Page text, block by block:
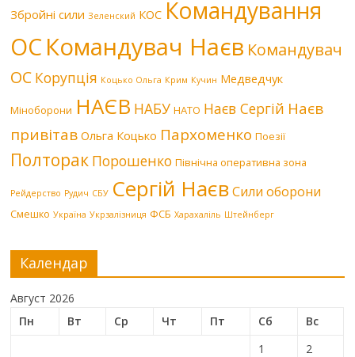
Збройні сили Зеленский КОС Командування
ОС Командувач Наєв Командувач
ОС Корупція Коцько Ольга Крим Кучин Медведчук
Міноборони НАЄВ НАБУ НАТО Наєв Сергій Наєв
привітав Ольга Коцько Пархоменко Поезії
Полторак Порошенко Північна оперативна зона
Рейдерство Рудич СБУ Сергій Наєв Сили оборони
Смешко Україна Укрзалізниця ФСБ Харахаліль Штейнберг
Календар
Август 2026
Пн
Вт Ср Чт Пт Сб
Вс
1
2